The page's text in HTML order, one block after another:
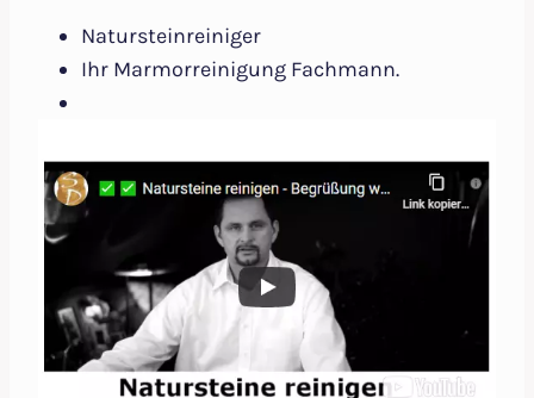
Natursteinreiniger
Ihr Marmorreinigung Fachmann.